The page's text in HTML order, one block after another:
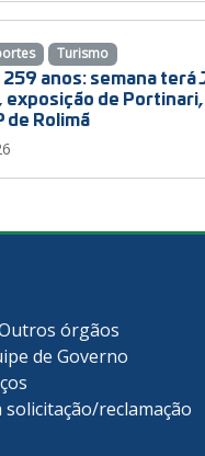
anos: semana terá
de Portinari,
de Rolimã
Turismo
órgãos
de Governo
solicitação/reclamação